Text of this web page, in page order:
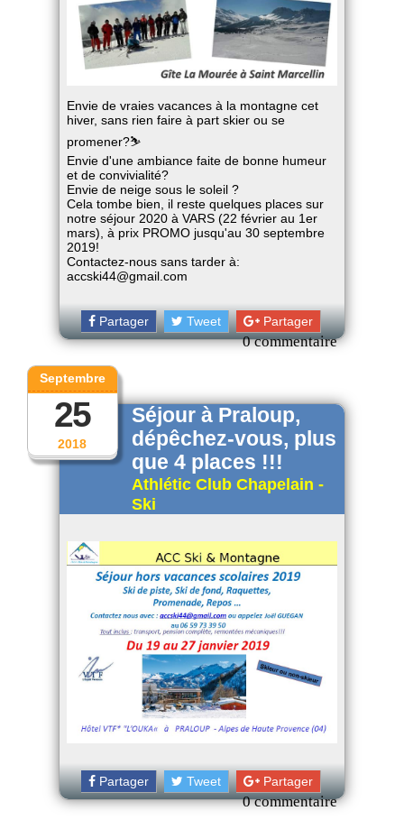
Envie de vraies vacances à la montagne cet
hiver, sans rien faire à part skier ou se
promener?⛷
Envie d'une ambiance faite de bonne humeur
et de convivialité?
Envie de neige sous le soleil ?
Cela tombe bien, il reste quelques places sur
notre séjour 2020 à VARS (22 février au 1er
mars), à prix PROMO jusqu'au 30 septembre
2019!
Contactez-nous sans tarder à:
accski44@gmail.com
Partager Tweet Partager
0 commentaire
2018
Septembre
25
Séjour à Praloup,
dépêchez-vous, plus
que 4 places !!!
Athlétic Club Chapelain -
Ski
Partager Tweet Partager
0 commentaire